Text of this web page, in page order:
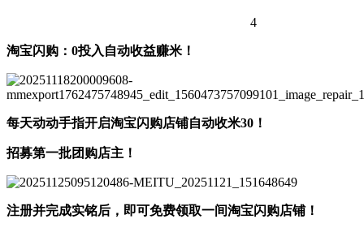
4
淘宝闪购：0投入自动收益赚米！
每天动动手指开启淘宝闪购店铺自动收米30！
招募第一批团购店主！
注册并完成实铭后，即可免费领取一间淘宝闪购店铺！